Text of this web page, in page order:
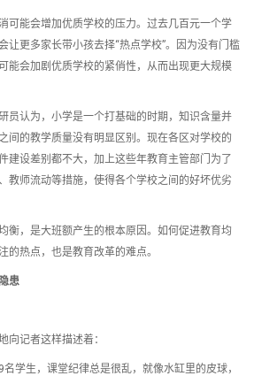
可能会增加优质学校的压力。过去几百元一个学
让更多家长带小孩去择“热点学校”。因为没有门槛
能会加剧优质学校的紧俏性，从而出现更大规模
员认为，小学是一个打基础的时期，知识含量并
间的教学质量没有明显区别。现在各区对学校的
建设差别都不大，加上这些年教育主管部门为了
教师流动等措施，使得各个学校之间的好坏优劣
衡，是大班额产生的根本原因。如何促进教育均
的热点，也是教育改革的难点。
患
向记者这样描述着：
学生，课堂纪律总是很乱，就像水缸里的皮球，